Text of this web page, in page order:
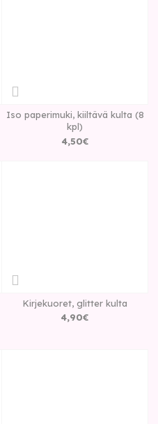
Iso paperimuki, kiiltävä kulta (8
kpl)
4,50€
Kirjekuoret, glitter kulta
4,90€